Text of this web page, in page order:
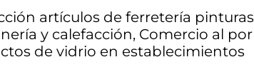
artículos de ferretería pinturas
y calefacción, Comercio al por
de vidrio en establecimientos